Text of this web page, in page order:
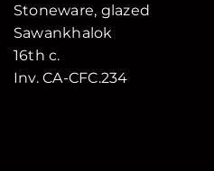
Stoneware, glazed
Sawankhalok
16th c.
Inv. CA-CFC.234